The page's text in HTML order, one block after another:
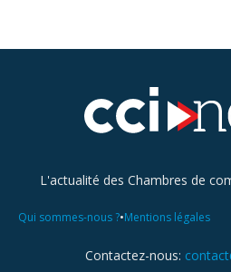
L'actualité des Chambres de
Qui sommes-nous ?•Mentions légales
Contactez-nous: